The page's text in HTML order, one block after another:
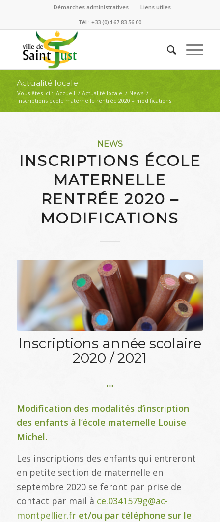
Démarches administratives
Liens utiles
Tél.: +33 (0)4 67 83 56 00
Actualité locale
Vous êtes ici : Accueil / Actualité locale / News /
Inscriptions école maternelle rentrée 2020 – modifications
NEWS
INSCRIPTIONS ÉCOLE
MATERNELLE
RENTRÉE 2020 –
MODIFICATIONS
Inscriptions année scolaire
2020 / 2021
Modification des modalités d’inscription
des enfants à l’école maternelle Louise
Michel.
Les inscriptions des enfants qui entreront
en petite section de maternelle en
septembre 2020 se feront par prise de
contact par mail à ce.0341579g@ac-
montpellier.fr et/ou par téléphone sur le